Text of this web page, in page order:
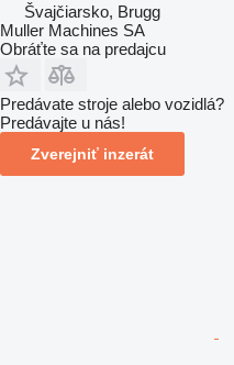
Švajčiarsko, Brugg
Muller Machines SA
Obráťte sa na predajcu
Predávate stroje alebo vozidlá?
Predávajte u nás!
Zverejniť inzerát